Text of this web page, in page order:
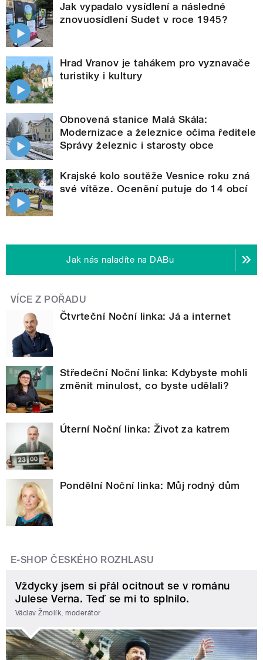
Jak vypadalo vysídlení a následné
znovuosídlení Sudet v roce 1945?
Hrad Vranov je tahákem pro vyznavače
turistiky i kultury
Obnovená stanice Malá Skála:
Modernizace a železnice očima ředitele
Správy železnic i starosty obce
Krajské kolo soutěže Vesnice roku zná
své vítěze. Ocenění putuje do 14 obcí
Jak nás naladíte na DABu
VÍCE Z POŘADU
Čtvrteční Noční linka: Já a internet
Středeční Noční linka: Kdybyste mohli
změnit minulost, co byste udělali?
Úterní Noční linka: Život za katrem
Pondělní Noční linka: Můj rodný dům
E-SHOP ČESKÉHO ROZHLASU
Vždycky jsem si přál ocitnout se v románu
Julese Verna. Teď se mi to splnilo.
Václav Žmolík, moderátor